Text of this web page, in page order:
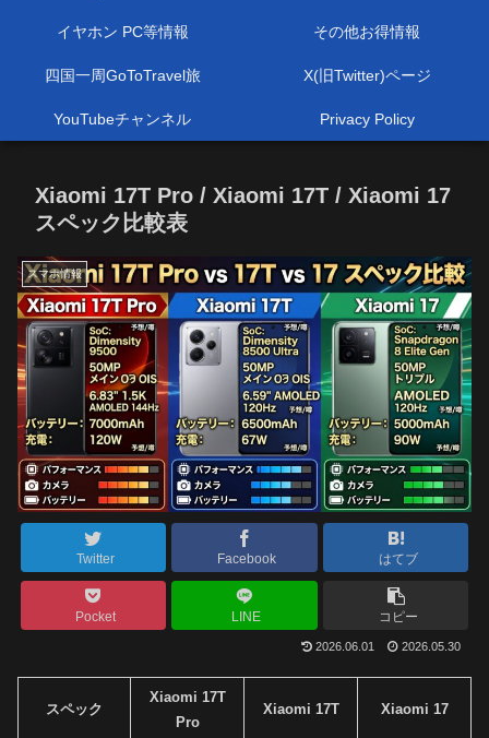
イヤホン PC等情報 その他お得情報
四国一周GoToTravel旅 X(旧Twitter)ページ
YouTubeチャンネル Privacy Policy
Xiaomi 17T Pro / Xiaomi 17T / Xiaomi 17
スペック比較表
スマホ情報
Twitter Facebook はてブ
Pocket LINE コピー
2026.06.01 2026.05.30
スペック
Xiaomi 17T
Pro
Xiaomi 17T Xiaomi 17